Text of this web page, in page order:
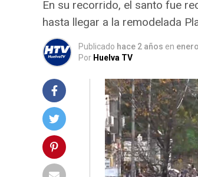
En su recorrido, el santo fue
hasta llegar a la remodelada
Publicado hace 2 años en
Por Huelva TV